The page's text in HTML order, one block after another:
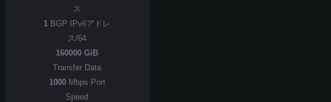
ス
1 BGP IPv6アドレ
ス/64
160000 GiB
Transfer Data
1000Mbps Port
Speed